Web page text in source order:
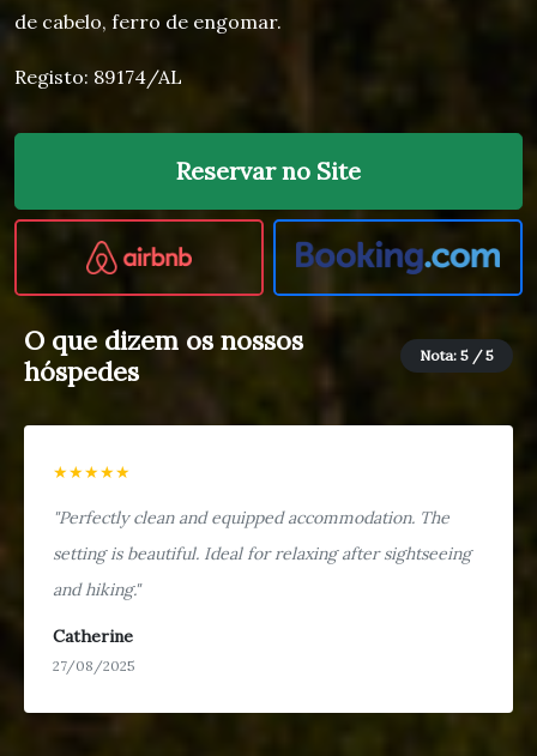
de cabelo, ferro de engomar.
Registo: 89174/AL
Reservar no Site
O que dizem os nossos
hóspedes
Nota: 5 / 5
★★★★★
"Perfectly clean and equipped accommodation. The
setting is beautiful. Ideal for relaxing after sightseeing
and hiking."
Catherine
27/08/2025